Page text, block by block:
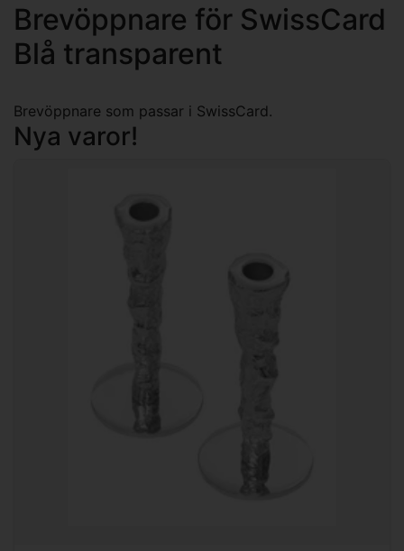
Brevöppnare för SwissCard
Blå transparent
Brevöppnare som passar i SwissCard.
Nya varor!